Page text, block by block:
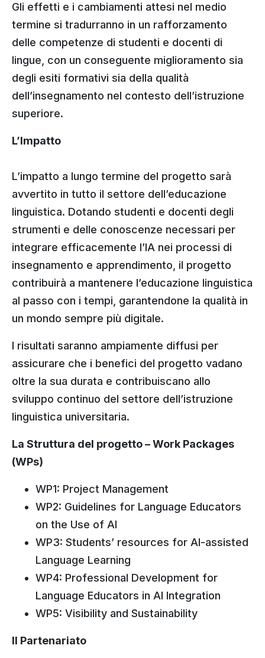
Gli effetti e i cambiamenti attesi nel medio
termine si tradurranno in un rafforzamento
delle competenze di studenti e docenti di
lingue, con un conseguente miglioramento sia
degli esiti formativi sia della qualità
dell’insegnamento nel contesto dell’istruzione
superiore.
L’Impatto
L’impatto a lungo termine del progetto sarà
avvertito in tutto il settore dell’educazione
linguistica. Dotando studenti e docenti degli
strumenti e delle conoscenze necessari per
integrare efficacemente l’IA nei processi di
insegnamento e apprendimento, il progetto
contribuirà a mantenere l’educazione linguistica
al passo con i tempi, garantendone la qualità in
un mondo sempre più digitale.
I risultati saranno ampiamente diffusi per
assicurare che i benefici del progetto vadano
oltre la sua durata e contribuiscano allo
sviluppo continuo del settore dell’istruzione
linguistica universitaria.
La Struttura del progetto – Work Packages
(WPs)
WP1: Project Management
WP2: Guidelines for Language Educators
on the Use of AI
WP3: Students’ resources for AI-assisted
Language Learning
WP4: Professional Development for
Language Educators in AI Integration
WP5: Visibility and Sustainability
Il Partenariato